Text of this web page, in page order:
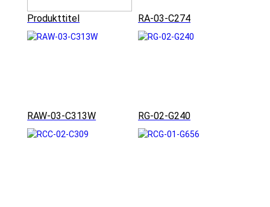
Produkttitel RA-03-C274
RAW-03-C313W RG-02-G240